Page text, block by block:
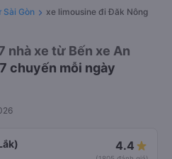
Sài Gòn
xe limousine đi Đăk Nông
nhà xe từ Bến xe An
chuyến mỗi ngày
4.4